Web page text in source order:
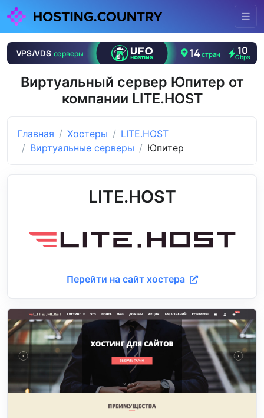
Виртуальный сервер Юпитер от
компании LITE.HOST
Главная Хостеры
LITE.HOST
Виртуальные серверы
Юпитер
LITE.HOST
Перейти на сайт хостера